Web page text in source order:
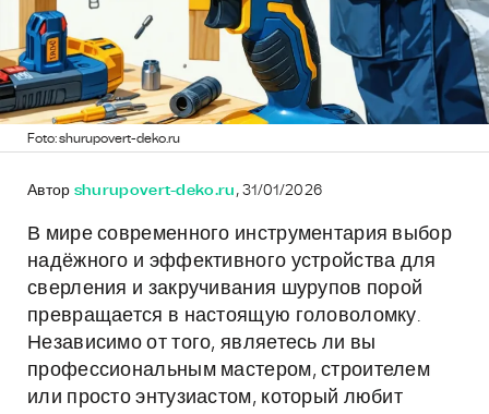
Foto: shurupovert-deko.ru
Автор shurupovert-deko.ru , 31/01/2026
В мире современного инструментария выбор
надёжного и эффективного устройства для
сверления и закручивания шурупов порой
превращается в настоящую головоломку.
Независимо от того, являетесь ли вы
профессиональным мастером, строителем
или просто энтузиастом, который любит